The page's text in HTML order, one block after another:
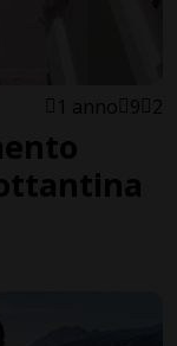
1 anno 9 2